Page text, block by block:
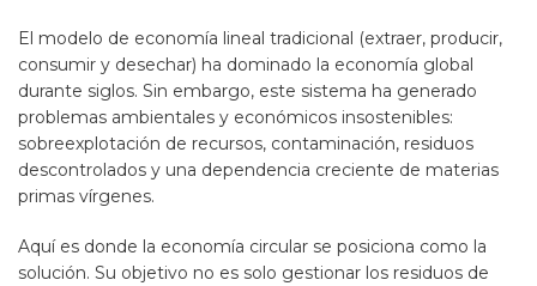
El modelo de economía lineal tradicional (extraer, producir,
consumir y desechar) ha dominado la economía global
durante siglos. Sin embargo, este sistema ha generado
problemas ambientales y económicos insostenibles:
sobreexplotación de recursos, contaminación, residuos
descontrolados y una dependencia creciente de materias
primas vírgenes.
Aquí es donde la economía circular se posiciona como la
solución. Su objetivo no es solo gestionar los residuos de